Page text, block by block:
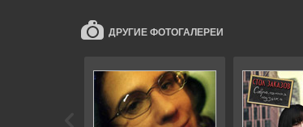
ДРУГИЕ ФОТОГАЛЕРЕИ